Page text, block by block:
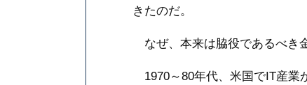
きたのだ。
なぜ、本来は脇役であるべき
1970～80年代、米国でIT産業